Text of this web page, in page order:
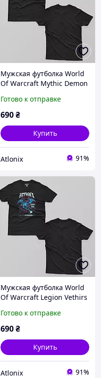
Мужская футболка World
Of Warcraft Mythic Demon
Готово к отправке
690₴
Купить
Atlonix 91%
Мужская футболка World
Of Warcraft Legion Vethirs
Готово к отправке
690₴
Купить
Atlonix 91%